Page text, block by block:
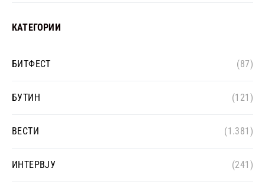
КАТЕГОРИИ
БИТФЕСТ (87)
БУТИН (121)
ВЕСТИ (1.381)
ИНТЕРВЈУ (241)